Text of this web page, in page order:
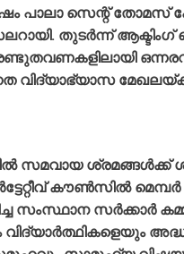
പാലാ സെന്റ് തോമസ്
തുടര്‍ന്ന്
വിദ്യാഭ്യാസ
സമവായ
കൗണ്‍സില്‍
സംസ്ഥാന സര്‍ക്കാര്‍